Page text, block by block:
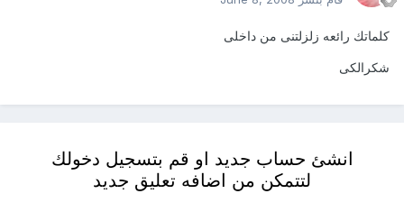
كلماتك رائعه زلزلتنى من داخلى
شكرالكى
انشئ حساب جديد او قم بتسجيل دخولك
لتتمكن من اضافه تعليق جديد